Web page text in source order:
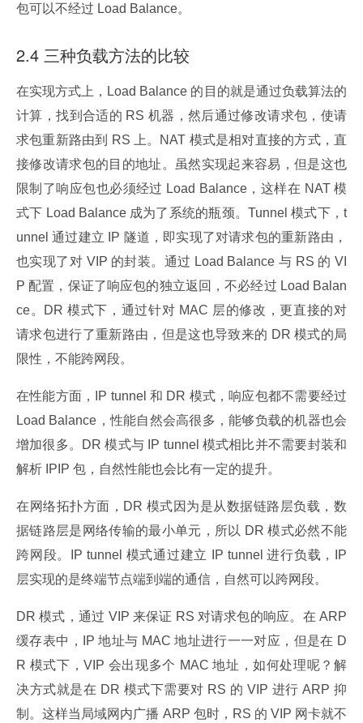
包可以不经过 Load Balance。
2.4 三种负载方法的比较
在实现方式上，Load Balance 的目的就是通过负载算法的
计算，找到合适的 RS 机器，然后通过修改请求包，使请
求包重新路由到 RS 上。NAT 模式是相对直接的方式，直
接修改请求包的目的地址。虽然实现起来容易，但是这也
限制了响应包也必须经过 Load Balance，这样在 NAT 模
式下 Load Balance 成为了系统的瓶颈。Tunnel 模式下，t
unnel 通过建立 IP 隧道，即实现了对请求包的重新路由，
也实现了对 VIP 的封装。通过 Load Balance 与 RS 的 VI
P 配置，保证了响应包的独立返回，不必经过 Load Balan
ce。DR 模式下，通过针对 MAC 层的修改，更直接的对
请求包进行了重新路由，但是这也导致来的 DR 模式的局
限性，不能跨网段。
在性能方面，IP tunnel 和 DR 模式，响应包都不需要经过
Load Balance，性能自然会高很多，能够负载的机器也会
增加很多。DR 模式与 IP tunnel 模式相比并不需要封装和
解析 IPIP 包，自然性能也会比有一定的提升。
在网络拓扑方面，DR 模式因为是从数据链路层负载，数
据链路层是网络传输的最小单元，所以 DR 模式必然不能
跨网段。IP tunnel 模式通过建立 IP tunnel 进行负载，IP
层实现的是终端节点端到端的通信，自然可以跨网段。
DR 模式，通过 VIP 来保证 RS 对请求包的响应。在 ARP
缓存表中，IP 地址与 MAC 地址进行一一对应，但是在 D
R 模式下，VIP 会出现多个 MAC 地址，如何处理呢？解
决方式就是在 DR 模式下需要对 RS 的 VIP 进行 ARP 抑
制。这样当局域网内广播 ARP 包时，RS 的 VIP 网卡就不